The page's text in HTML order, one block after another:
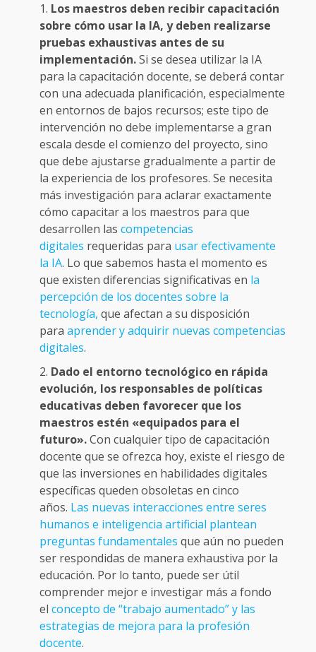
Los maestros deben recibir capacitación
sobre cómo usar la IA, y deben realizarse
pruebas exhaustivas antes de su
implementación.Si se desea utilizar la IA
para la capacitación docente, se deberá contar
con una adecuada planificación, especialmente
en entornos de bajos recursos; este tipo de
intervención no debe implementarse a gran
escala desde el comienzo del proyecto, sino
que debe ajustarse gradualmente a partir de
la experiencia de los profesores. Se necesita
más investigación para aclarar exactamente
cómo capacitar a los maestros para que
desarrollen las competencias
digitales requeridas para usar efectivamente
la IA. Lo que sabemos hasta el momento es
que existen diferencias significativas en la
percepción de los docentes sobre la
tecnología, que afectan a su disposición
para aprender y adquirir nuevas competencias
digitales.
Dado el entorno tecnológico en rápida
evolución, los responsables de políticas
educativas deben favorecer que los
maestros estén «equipados para el
futuro».Con cualquier tipo de capacitación
docente que se ofrezca hoy, existe el riesgo de
que las inversiones en habilidades digitales
específicas queden obsoletas en cinco
años. Las nuevas interacciones entre seres
humanos e inteligencia artificial plantean
preguntas fundamentales que aún no pueden
ser respondidas de manera exhaustiva por la
educación. Por lo tanto, puede ser útil
comprender mejor e investigar más a fondo
el concepto de “trabajo aumentado” y las
estrategias de mejora para la profesión
docente.